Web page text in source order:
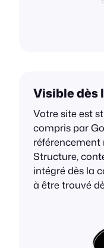
Visible dès
Votre site est
compris par
référencement
Structure,
intégré dès la
à être trouvé